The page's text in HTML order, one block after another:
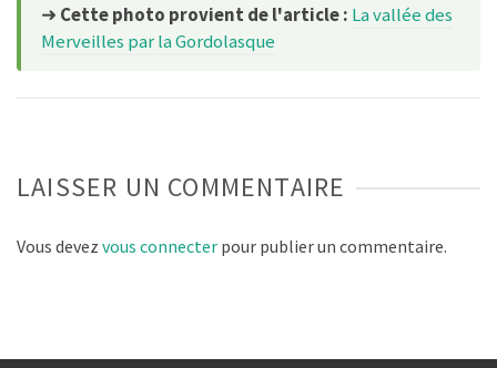
➜ Cette photo provient de l'article : La vallée des
Merveilles par la Gordolasque
LAISSER UN COMMENTAIRE
Vous devez vous connecter pour publier un commentaire.